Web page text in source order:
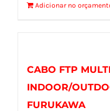
Adicionar no
CABO FTP
INDOOR/
FURUKAWA